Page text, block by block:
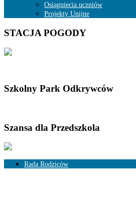
Osiągniecia uczniów
Projekty Unijne
STACJA POGODY
Szkolny Park Odkrywców
Szansa dla Przedszkola
Rada Rodziców